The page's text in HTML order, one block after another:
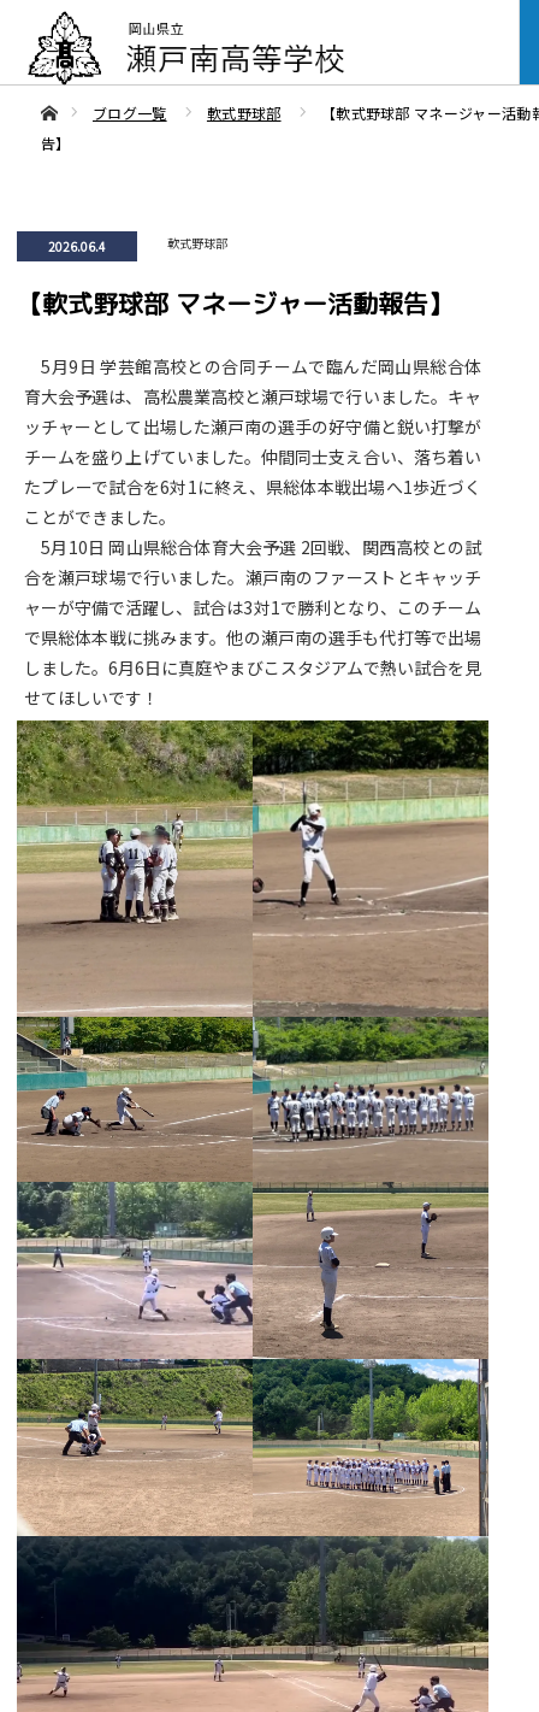
ああホームブログ一覧 軟式野球部
【軟式野球部 マネージャー活動
告】
2026.06.4 軟式野球部
【軟式野球部 マネージャー活動報告】
5月9日 学芸館高校との合同チームで臨んだ岡山県総合体
育大会予選は、高松農業高校と瀬戸球場で行いました。キャ
ッチャーとして出場した瀬戸南の選手の好守備と鋭い打撃が
チームを盛り上げていました。仲間同士支え合い、落ち着い
たプレーで試合を6対1に終え、県総体本戦出場へ1歩近づく
ことができました。
5月10日 岡山県総合体育大会予選 2回戦、関西高校との試
合を瀬戸球場で行いました。瀬戸南のファーストとキャッチ
ャーが守備で活躍し、試合は3対1で勝利となり、このチーム
で県総体本戦に挑みます。他の瀬戸南の選手も代打等で出場
しました。6月6日に真庭やまびこスタジアムで熱い試合を見
せてほしいです！